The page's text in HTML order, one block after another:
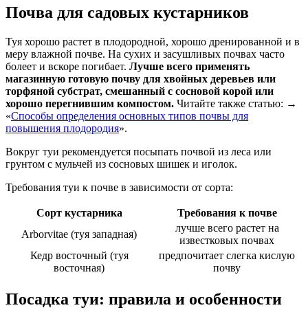
Почва для садовых кустарников
Туя хорошо растет в плодородной, хорошо дренированной и в
меру влажной почве. На сухих и засушливых почвах часто
болеет и вскоре погибает. Лучше всего применять
магазинную готовую почву для хвойных деревьев или
торфяной субстрат, смешанный с сосновой корой или
хорошо перегнившим компостом. Читайте также статью: →
«Способы определения основных типов почвы для
повышения плодородия».
Вокруг туи рекомендуется посыпать почвой из леса или
грунтом с мульчей из сосновых шишек и иголок.
Требования туи к почве в зависимости от сорта:
Сорт кустарника
Требования к почве
Arborvitae (туя западная)
лучше всего растет на
известковых почвах
Кедр восточный (туя
восточная)
предпочитает слегка кислую
почву
Посадка туи: правила и особенности